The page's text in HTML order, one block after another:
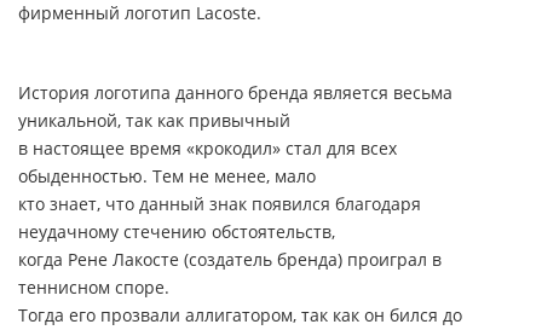
фирменный логотип Lacoste.
История логотипа данного бренда является весьма
уникальной, так как привычный
в настоящее время «крокодил» стал для всех
обыденностью. Тем не менее, мало
кто знает, что данный знак появился благодаря
неудачному стечению обстоятельств,
когда Рене Лакосте (создатель бренда) проиграл в
теннисном споре.
Тогда его прозвали аллигатором, так как он бился до